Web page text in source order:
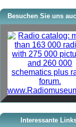
Besuchen Sie uns
Interessante